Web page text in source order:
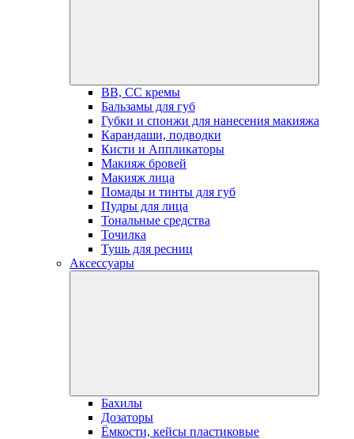
BB, СС кремы
Бальзамы для губ
Губки и спонжи для нанесения макияжа
Карандаши, подводки
Кисти и Аппликаторы
Макияж бровей
Макияж лица
Помады и тинты для губ
Пудры для лица
Тональные средства
Точилка
Тушь для ресниц
Аксессуары
Бахилы
Дозаторы
Ёмкости, кейсы пластиковые